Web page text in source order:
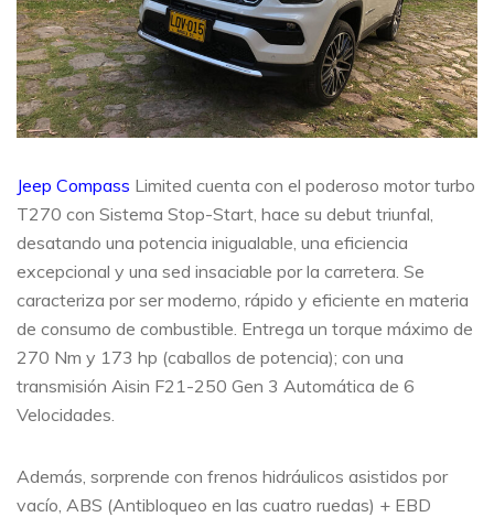
Jeep Compass Limited cuenta con el poderoso motor turbo
T270 con Sistema Stop-Start, hace su debut triunfal,
desatando una potencia inigualable, una eficiencia
excepcional y una sed insaciable por la carretera. Se
caracteriza por ser moderno, rápido y eficiente en materia
de consumo de combustible. Entrega un torque máximo de
270 Nm y 173 hp (caballos de potencia); con una
transmisión Aisin F21-250 Gen 3 Automática de 6
Velocidades.
Además, sorprende con frenos hidráulicos asistidos por
vacío, ABS (Antibloqueo en las cuatro ruedas) + EBD